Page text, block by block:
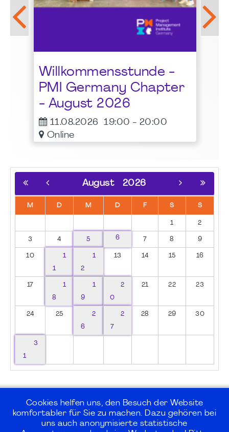
Willkommensstunde -
PMI Germany Chapter
- August 2026
11.08.2026 19:00 - 20:00
Online
August 2026
M D M D F S S
1 2
3 4 5 6 7 8 9
10
1
1
1
2
13 14 15 16
17
1
8
1
9
2
0
21 22 23
24 25
2
6
2
7
28 29 30
3
1
Cookies helfen uns, den Besuch der Website
komfortabler für Sie zu machen. Dazu gehören bei
uns auch anonymisierte statistische